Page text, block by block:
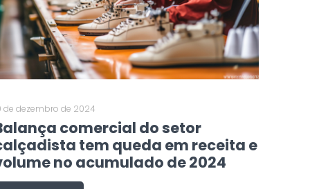
de dezembro de 2024
comercial do setor
tem queda em receita e
no acumulado de 2024